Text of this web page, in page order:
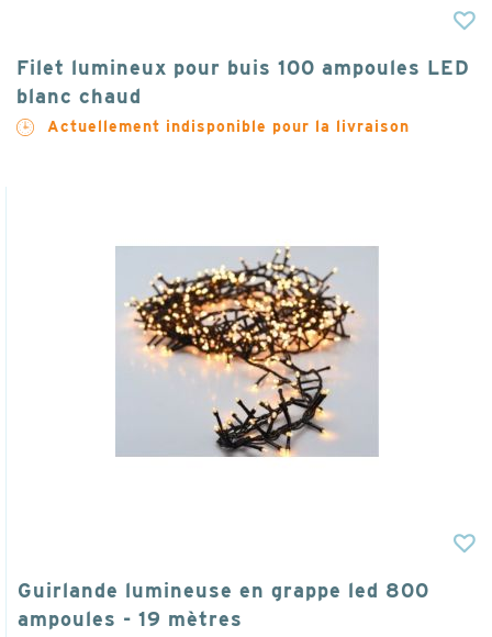
Filet lumineux pour buis 100 ampoules LED
blanc chaud
Actuellement indisponible pour la livraison
Guirlande lumineuse en grappe led 800
ampoules - 19 mètres